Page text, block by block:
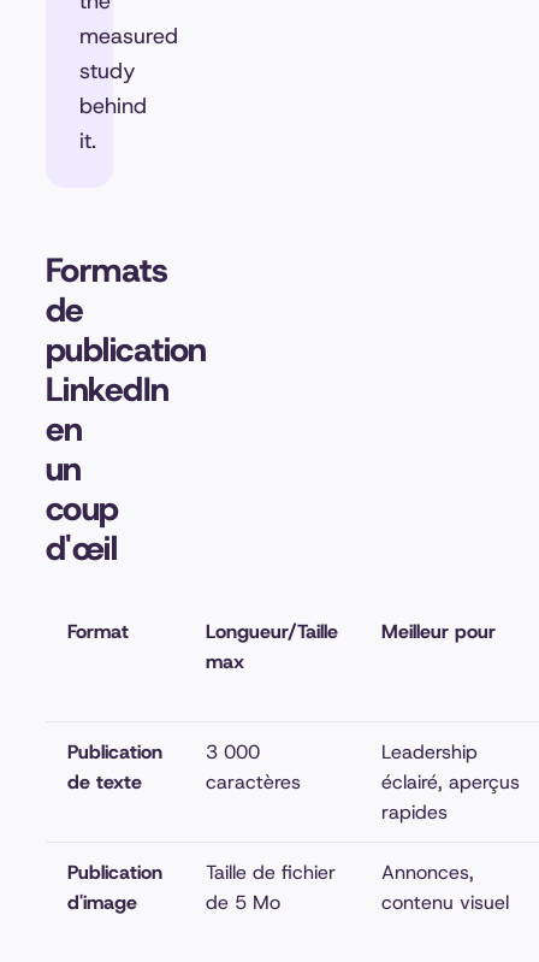
measured
study
behind
it.
Formats
de
publication
LinkedIn
en
un
coup
d'œil
Format
Longueur/Taille
max
Meilleur pour
Publication
de texte
3 000
caractères
Leadership
éclairé, aperçus
rapides
Publication
d'image
Taille de fichier
de 5 Mo
Annonces,
contenu visuel